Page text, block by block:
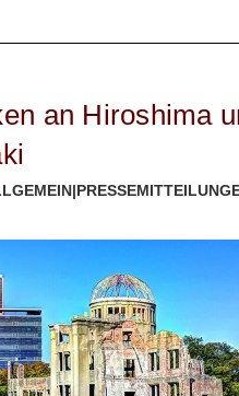
an Hiroshima
|